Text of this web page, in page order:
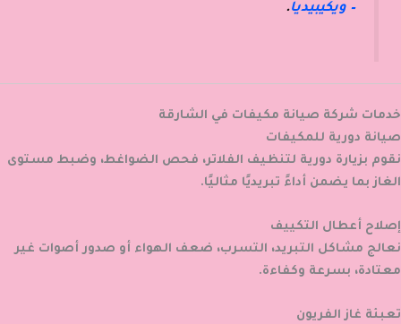
– ويكيبيديا.
خدمات شركة صيانة مكيفات في الشارقة
صيانة دورية للمكيفات
نقوم بزيارة دورية لتنظيف الفلاتر، فحص الضواغط، وضبط مستوى
الغاز بما يضمن أداءً تبريديًا مثاليًا.
إصلاح أعطال التكييف
نعالج مشاكل التبريد، التسرب، ضعف الهواء أو صدور أصوات غير
معتادة، بسرعة وكفاءة.
تعبئة غاز الفريون